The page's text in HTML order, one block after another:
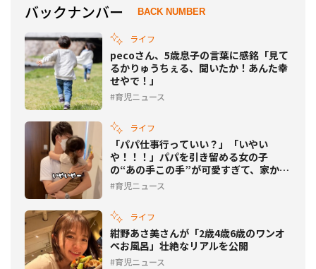
バックナンバー BACK NUMBER
ライフ
pecoさん、5歳息子の言葉に感銘「見て
るかりゅうちぇる、聞いたか！あんた幸
せやで！」
育児ニュース
ライフ
「パパ仕事行っていい？」「いやい
や！！！」パパを引き留める女の子
の“あの手この手”が可愛すぎて、家から
出られない♡
育児ニュース
ライフ
紺野あさ美さんが「2歳4歳6歳のワンオ
ペお風呂」壮絶なリアルを公開
育児ニュース